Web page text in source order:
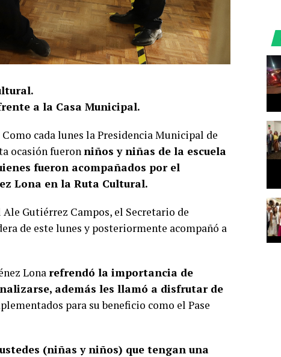
a la Casa Municipal.
Como cada lunes la Presidencia Municipal de
ocasión fueronniños y niñas de la escuela
fueron acompañados por el
Lona en la Ruta Cultural.
Gutiérrez Campos, el Secretario de
de este lunes y posteriormente acompañó a
Lonarefrendó la importancia de
además les llamó a disfrutar de
para su beneficio como el Pase
(niñas y niños) que tengan una